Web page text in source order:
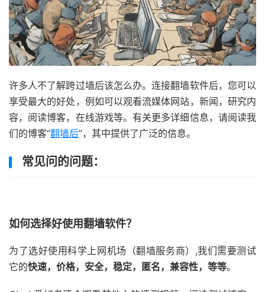
许多人不了解跨过墙后该怎么办。连接翻墙软件后，您可以
享受最大的好处，例如可以观看流媒体网站，新闻，研究内
容，阅读博客，在线游戏等。有关更多详细信息，请阅读我
们的博客“翻墙后”，其中提供了广泛的信息。
常见问的问题：
如何选择好使用翻墙软件？
为了选好使用科学上网机场（翻墙服务商）,我们需要测试
它的快速，价格，安全，稳定，匿名，兼容性，等等。